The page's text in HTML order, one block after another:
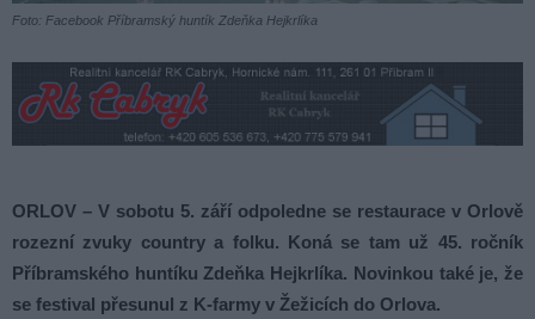
Foto: Facebook Příbramský huntík Zdeňka Hejkrlíka
ORLOV – V sobotu 5. září odpoledne se restaurace v Orlově
rozezní zvuky country a folku. Koná se tam už 45. ročník
Příbramského huntíku Zdeňka Hejkrlíka. Novinkou také je, že
se festival přesunul z K-farmy v Žežicích do Orlova.